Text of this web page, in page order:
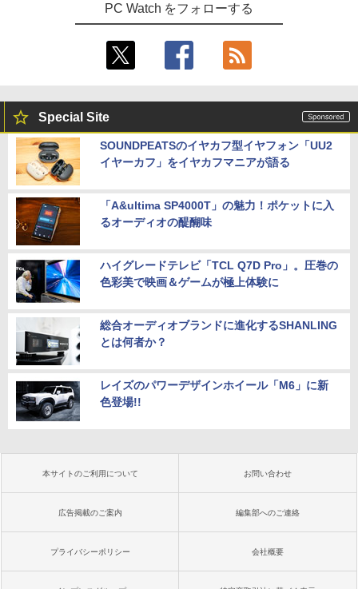
PC Watch をフォローする
Special Site
SOUNDPEATSのイヤカフ型イヤフォン「UU2
イヤーカフ」をイヤカフマニアが語る
「A&ultima SP4000T」の魅力！ポケットに入
るオーディオの醍醐味
ハイグレードテレビ「TCL Q7D Pro」。圧巻の
色彩美で映画＆ゲームが極上体験に
総合オーディオブランドに進化するSHANLING
とは何者か？
レイズのパワーデザインホイール「M6」に新
色登場!!
本サイトのご利用について お問い合わせ
広告掲載のご案内 編集部へのご連絡
プライバシーポリシー 会社概要